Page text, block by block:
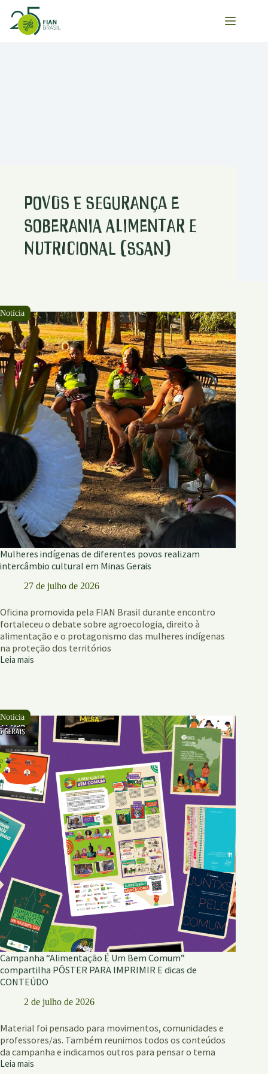
para
Povos e Segurança e
Soberania Alimentar e
Nutricional (SSAN)
Mulheres indígenas de diferentes povos realizam
intercâmbio cultural em Minas Gerais
27 de julho de 2026
Oficina promovida pela FIAN Brasil durante encontro
fortaleceu o debate sobre agroecologia, direito à
alimentação e o protagonismo das mulheres indígenas
na proteção dos territórios
Leia mais
Mulheres
povos
realizam
intercâmbio
cultural
em
Minas
Gerais
Campanha “Alimentação É Um Bem Comum”
compartilha PÔSTER PARA IMPRIMIR E dicas de
CONTEÚDO
2 de julho de 2026
Material foi pensado para movimentos, comunidades e
professores/as. Também reunimos todos os conteúdos
da campanha e indicamos outros para pensar o tema
Leia mais
Campanha